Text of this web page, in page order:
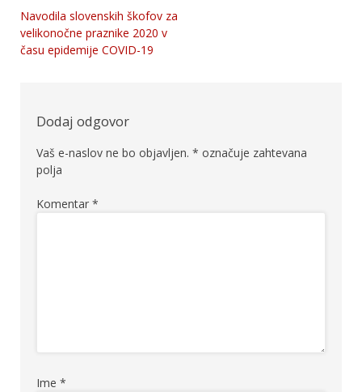
Navigacija
prispevka
Navodila slovenskih škofov za
velikonočne praznike 2020 v
času epidemije COVID-19
Dodaj odgovor
Vaš e-naslov ne bo objavljen. * označuje zahtevana
polja
Komentar *
Ime *